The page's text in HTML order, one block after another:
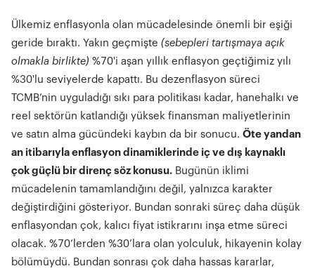
Ülkemiz enflasyonla olan mücadelesinde önemli bir eşiği
geride bıraktı. Yakın geçmişte (sebepleri tartışmaya açık
olmakla birlikte) %70'i aşan yıllık enflasyon geçtiğimiz yılı
%30'lu seviyelerde kapattı. Bu dezenflasyon süreci
TCMB’nin uyguladığı sıkı para politikası kadar, hanehalkı ve
reel sektörün katlandığı yüksek finansman maliyetlerinin
ve satın alma gücündeki kaybın da bir sonucu. Öte yandan
an itibarıyla enflasyon dinamiklerinde iç ve dış kaynaklı
çok güçlü bir direnç söz konusu. Bugünün iklimi
mücadelenin tamamlandığını değil, yalnızca karakter
değiştirdiğini gösteriyor. Bundan sonraki süreç daha düşük
enflasyondan çok, kalıcı fiyat istikrarını inşa etme süreci
olacak. %70’lerden %30’lara olan yolculuk, hikayenin kolay
bölümüydü. Bundan sonrası çok daha hassas kararlar,